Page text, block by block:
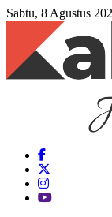
Sabtu, 8 Agustus